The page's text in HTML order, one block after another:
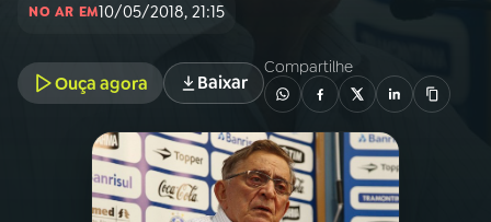
02A RÁDIO
03PROGRAMAÇÃO
PROGRAMAS
NO AR EM10/05/2018, 21:15
Ouça agora Baixar
Compartilhe